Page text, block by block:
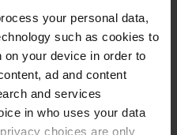
your personal data,
such as cookies to
your device in order to
ad and content
and services
in who uses your data
choices are only
PRO+